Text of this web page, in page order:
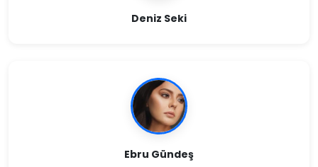
Deniz Seki
Ebru Gündeş